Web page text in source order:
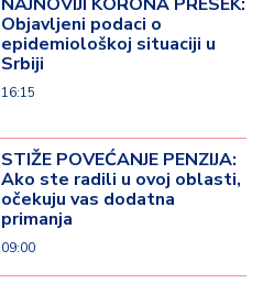
Objavljeni podaci o
epidemiološkoj situaciji u
Srbiji
16:15
STIŽE POVEĆANJE PENZIJA:
Ako ste radili u ovoj oblasti,
očekuju vas dodatna
primanja
09:00